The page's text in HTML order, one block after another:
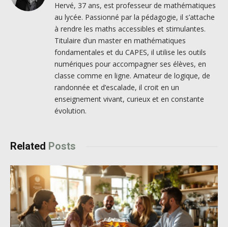
Hervé, 37 ans, est professeur de mathématiques
au lycée. Passionné par la pédagogie, il s’attache
à rendre les maths accessibles et stimulantes.
Titulaire d’un master en mathématiques
fondamentales et du CAPES, il utilise les outils
numériques pour accompagner ses élèves, en
classe comme en ligne. Amateur de logique, de
randonnée et d’escalade, il croit en un
enseignement vivant, curieux et en constante
évolution.
Related Posts